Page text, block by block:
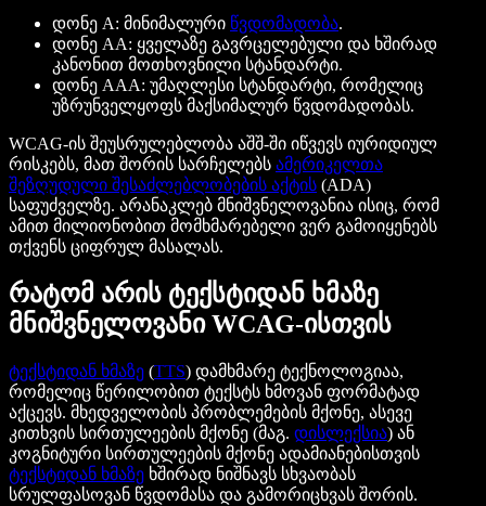
დონე A: მინიმალური წვდომადობა.
დონე AA: ყველაზე გავრცელებული და ხშირად
კანონით მოთხოვნილი სტანდარტი.
დონე AAA: უმაღლესი სტანდარტი, რომელიც
უზრუნველყოფს მაქსიმალურ წვდომადობას.
WCAG-ის შეუსრულებლობა აშშ-ში იწვევს იურიდიულ
რისკებს, მათ შორის სარჩელებს ამერიკელთა
შეზღუდული შესაძლებლობების აქტის (ADA)
საფუძველზე. არანაკლებ მნიშვნელოვანია ისიც, რომ
ამით მილიონობით მომხმარებელი ვერ გამოიყენებს
თქვენს ციფრულ მასალას.
რატომ არის ტექსტიდან ხმაზე
მნიშვნელოვანი WCAG-ისთვის
ტექსტიდან ხმაზე (TTS) დამხმარე ტექნოლოგიაა,
რომელიც წერილობით ტექსტს ხმოვან ფორმატად
აქცევს. მხედველობის პრობლემების მქონე, ასევე
კითხვის სირთულეების მქონე (მაგ. დისლექსია) ან
კოგნიტური სირთულეების მქონე ადამიანებისთვის
ტექსტიდან ხმაზე ხშირად ნიშნავს სხვაობას
სრულფასოვან წვდომასა და გამორიცხვას შორის.